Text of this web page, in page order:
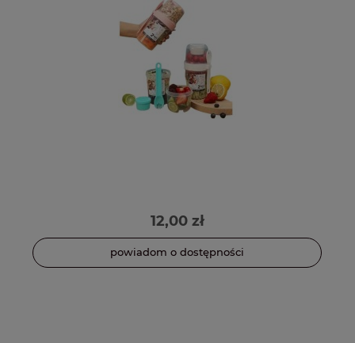
12,00 zł
powiadom o dostępności